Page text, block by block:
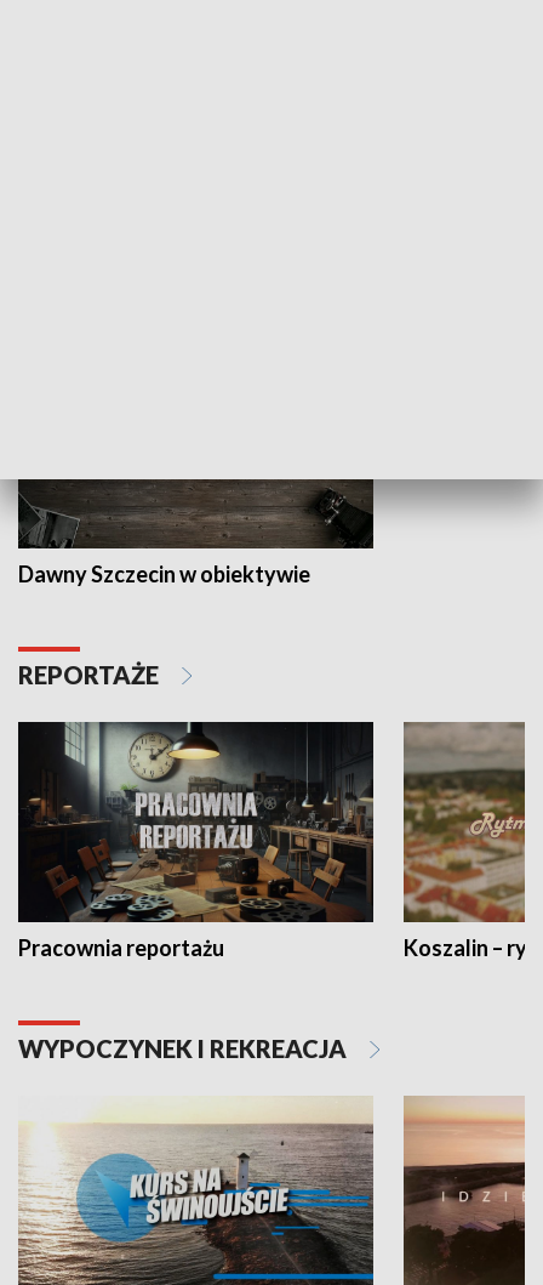
Dawny Szczecin w obiektywie
REPORTAŻE
Pracownia reportażu Koszalin –
WYPOCZYNEK I REKREACJA